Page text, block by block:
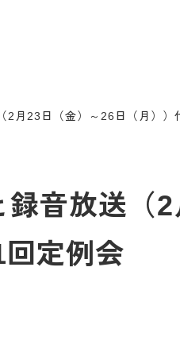
2月23日（金）～26日（月）
音放送（2
1回定例会